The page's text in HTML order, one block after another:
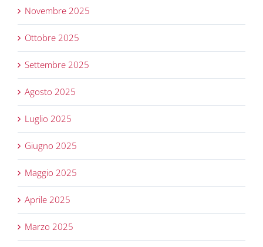
Novembre 2025
Ottobre 2025
Settembre 2025
Agosto 2025
Luglio 2025
Giugno 2025
Maggio 2025
Aprile 2025
Marzo 2025